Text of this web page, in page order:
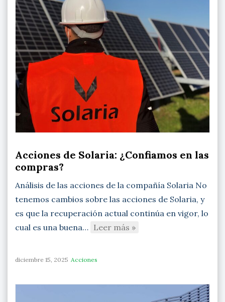
Acciones de Solaria: ¿Confiamos en las
compras?
Análisis de las acciones de la compañía Solaria No
tenemos cambios sobre las acciones de Solaria, y
es que la recuperación actual continúa en vigor, lo
cual es una buena… Leer más »
diciembre 15, 2025 Acciones